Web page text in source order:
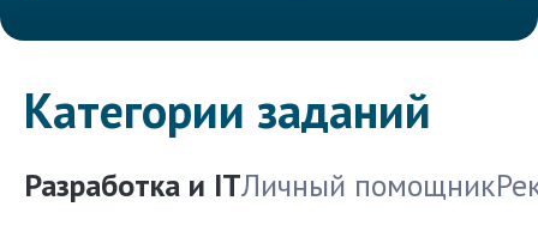
Категории заданий
Разработка и ITЛичный помощник